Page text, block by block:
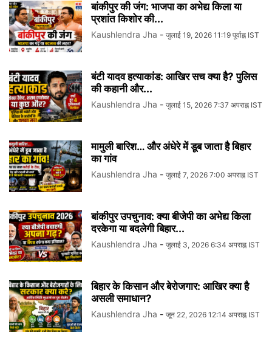
बांकीपुर की जंग: भाजपा का अभेद्य किला या
प्रशांत किशोर की...
Kaushlendra Jha - जुलाई 19, 2026 11:19 पूर्वाह्न IST
बंटी यादव हत्याकांड: आखिर सच क्या है? पुलिस
की कहानी और...
Kaushlendra Jha - जुलाई 15, 2026 7:37 अपराह्न IST
मामुली बारिश… और अंधेरे में डूब जाता है बिहार
का गांव
Kaushlendra Jha - जुलाई 7, 2026 7:00 अपराह्न IST
बांकीपुर उपचुनाव: क्या बीजेपी का अभेद्य किला
दरकेगा या बदलेगी बिहार...
Kaushlendra Jha - जुलाई 3, 2026 6:34 अपराह्न IST
बिहार के किसान और बेरोजगार: आखिर क्या है
असली समाधान?
Kaushlendra Jha - जून 22, 2026 12:14 अपराह्न IST